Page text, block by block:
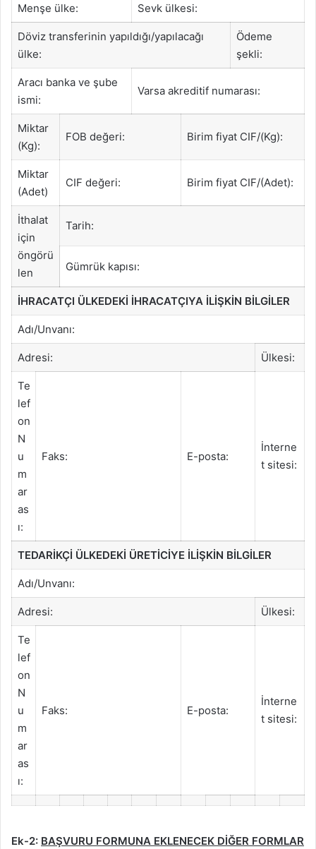
Menşe ülke: Sevk ülkesi:
Döviz transferinin yapıldığı/yapılacağı
ülke:
Ödeme
şekli:
Aracı banka ve şube
ismi:
Varsa akreditif numarası:
Miktar
(Kg):
FOB değeri: Birim fiyat CIF/(Kg):
Miktar
(Adet)
CIF değeri: Birim fiyat CIF/(Adet):
İthalat
için
öngörü
len
Tarih:
Gümrük kapısı:
İHRACATÇI ÜLKEDEKİ İHRACATÇIYA İLİŞKİN BİLGİLER
Adı/Unvanı:
Adresi: Ülkesi:
Te
lef
on
N
u
m
ar
as
ı:
Faks: E-posta:
İnterne
t sitesi:
TEDARİKÇİ ÜLKEDEKİ ÜRETİCİYE İLİŞKİN BİLGİLER
Adı/Unvanı:
Adresi: Ülkesi:
Te
lef
on
N
u
m
ar
as
ı:
Faks: E-posta:
İnterne
t sitesi:
Ek-2: BAŞVURU FORMUNA EKLENECEK DİĞER FORMLAR